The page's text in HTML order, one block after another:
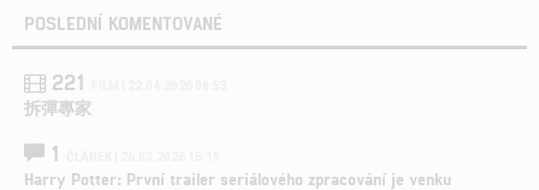
POSLEDNÍ KOMENTOVANÉ
221
拆彈專家
1
Harry Potter: První trailer seriálového zpracování je venku